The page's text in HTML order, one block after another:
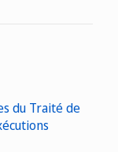
du Traité de